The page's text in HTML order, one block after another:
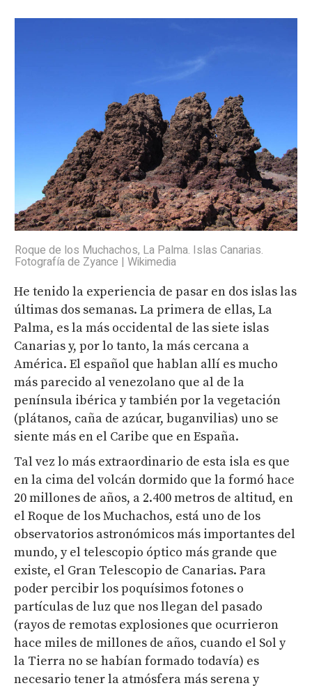
Roque de los Muchachos, La Palma. Islas Canarias.
Fotografía de Zyance | Wikimedia
He tenido la experiencia de pasar en dos islas las
últimas dos semanas. La primera de ellas, La
Palma, es la más occidental de las siete islas
Canarias y, por lo tanto, la más cercana a
América. El español que hablan allí es mucho
más parecido al venezolano que al de la
península ibérica y también por la vegetación
(plátanos, caña de azúcar, buganvilias) uno se
siente más en el Caribe que en España.
Tal vez lo más extraordinario de esta isla es que
en la cima del volcán dormido que la formó hace
20 millones de años, a 2.400 metros de altitud, en
el Roque de los Muchachos, está uno de los
observatorios astronómicos más importantes del
mundo, y el telescopio óptico más grande que
existe, el Gran Telescopio de Canarias. Para
poder percibir los poquísimos fotones o
partículas de luz que nos llegan del pasado
(rayos de remotas explosiones que ocurrieron
hace miles de millones de años, cuando el Sol y
la Tierra no se habían formado todavía) es
necesario tener la atmósfera más serena y